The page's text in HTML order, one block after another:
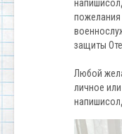
защиты
Любой
личное